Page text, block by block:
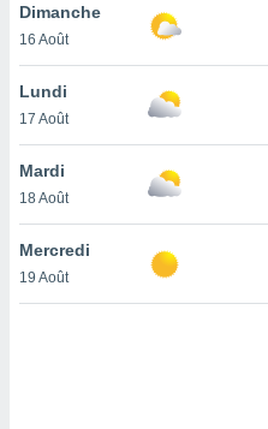
la
du
en
de
Dimanche
16 Août
Lundi
17 Août
Mardi
18 Août
Mercredi
19 Août